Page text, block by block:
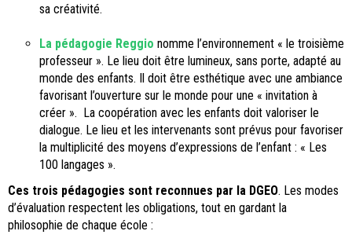
sa créativité.
La pédagogie Reggio nomme l’environnement « le troisième
professeur ». Le lieu doit être lumineux, sans porte, adapté au
monde des enfants. Il doit être esthétique avec une ambiance
favorisant l’ouverture sur le monde pour une « invitation à
créer ». La coopération avec les enfants doit valoriser le
dialogue. Le lieu et les intervenants sont prévus pour favoriser
la multiplicité des moyens d’expressions de l’enfant : « Les
100 langages ».
Ces trois pédagogies sont reconnues par la DGEO. Les modes
d’évaluation respectent les obligations, tout en gardant la
philosophie de chaque école :